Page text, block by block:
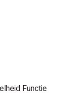
Functie